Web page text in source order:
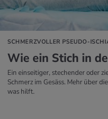
SCHMERZVOLLER PSEUDO-
Wie ein Stich in
Ein einseitiger, stechender oder
Schmerz im Gesäss. Mehr über
was hilft.